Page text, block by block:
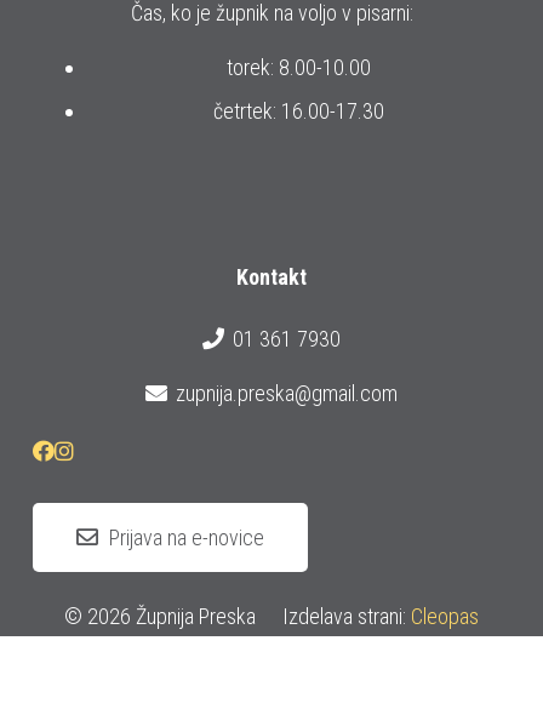
Čas, ko je župnik na voljo v pisarni:
torek: 8.00-10.00
četrtek: 16.00-17.30
Kontakt
01 361 7930
zupnija.preska@gmail.com
Prijava na e-novice
© 2026 Župnija Preska Izdelava strani: Cleopas